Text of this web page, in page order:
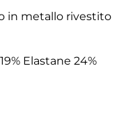
in metallo rivestito
Elastane 24%